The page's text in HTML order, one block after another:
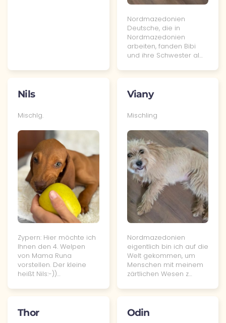
Nordmazedonien
Deutsche, die in
Nordmazedonien
arbeiten, fanden Bibi
und ihre Schwester al…
Nils
Mischlg.
Zypern: Hier möchte ich
Ihnen den 4. Welpen
von Mama Runa
vorstellen. Der kleine
heißt Nils:-))…
Viany
Mischling
Nordmazedonien
eigentlich bin ich auf die
Welt gekommen, um
Menschen mit meinem
zärtlichen Wesen z…
Thor Odin